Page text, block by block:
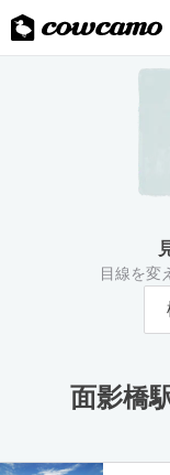
目線を変
面影橋